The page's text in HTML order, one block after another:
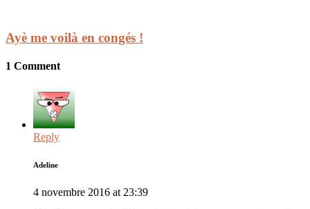
Ayè me voilà en congés !
1 Comment
Reply
Adeline
4 novembre 2016 at 23:39